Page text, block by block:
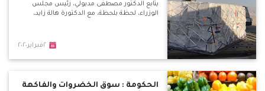
يتابع الدكتور مصطفى مدبولي، رئيس مجلس
الوزراء، لحظة بلحظة، مع الدكتورة هالة زايد،
٢فبراير٢٠٢٠
الحكومة : سوق الخضروات والفاكهة